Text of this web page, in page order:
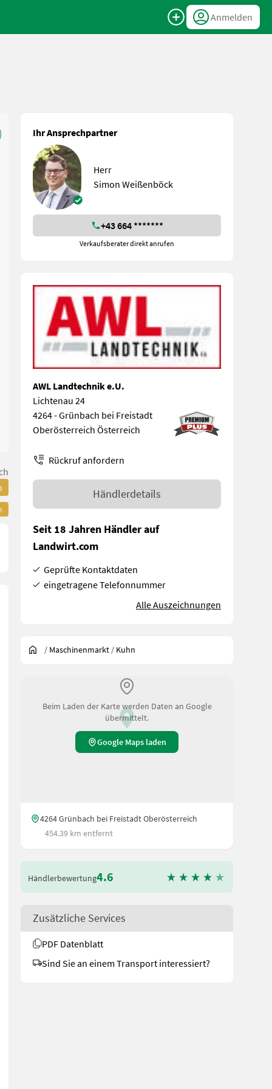
Anmelden
Ihr Ansprechpartner
Herr
Simon Weißenböck
+43 664 *******
Verkaufsberater direkt anrufen
AWL Landtechnik e.U.
Lichtenau 24
4264 - Grünbach bei Freistadt
Oberösterreich Österreich
Rückruf anfordern
Händlerdetails
Seit 18 Jahren Händler auf
Landwirt.com
Geprüfte Kontaktdaten
eingetragene Telefonnummer
Alle Auszeichnungen
/ Maschinenmarkt / Kuhn
Beim Laden der Karte werden Daten an Google
übermittelt.
Google Maps laden
4264 Grünbach bei Freistadt Oberösterreich
454.39 km entfernt
Händlerbewertung4.6
Zusätzliche Services
PDF Datenblatt
Sind Sie an einem Transport interessiert?